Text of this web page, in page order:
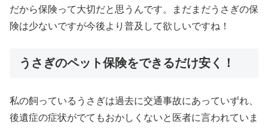
だから保険って大切だと思うんです。まだまだうさぎの保
険は少ないですが今後より普及して欲しいですね！
うさぎのペット保険をできるだけ安く！
私の飼っているうさぎは過去に交通事故にあっていずれ、
後遺症の症状がでてもおかしくないと医者に言われていま